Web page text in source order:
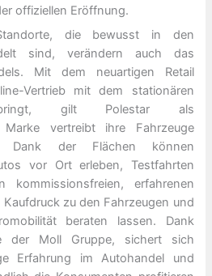
offiziellen Eröffnung.
die bewusst in den
sind, verändern auch das
Mit dem neuartigen Retail
Vertrieb mit dem stationären
gilt Polestar als
Marke vertreibt ihre Fahrzeuge
Dank der Flächen können
vor Ort erleben, Testfahrten
erfahrenen
zu den Fahrzeugen und
beraten lassen. Dank
der Moll Gruppe, sichert sich
Erfahrung im Autohandel und